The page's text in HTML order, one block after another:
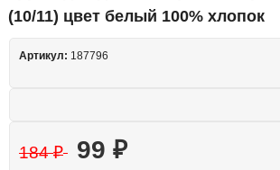
(10/11) цвет белый 100% хлопок
Артикул: 187796
184₽ 99 ₽